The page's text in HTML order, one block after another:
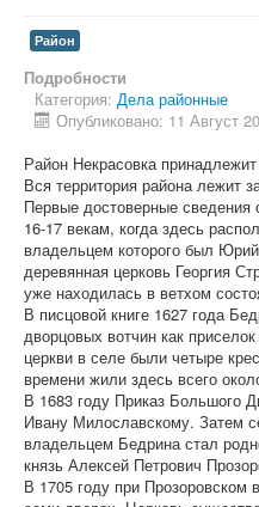
Район
Подробности
Категория: Дела районные
Опубликовано: 11 Август
Район Некрасовка
Вся территория района лежит
Первые достоверные сведения
16-17 векам, когда здесь
владельцем которого был
деревянная церковь Георгия
уже находилась в ветхом
В писцовой книге 1627 года
дворцовых вотчин как
церкви в селе были четыре
времени жили здесь всего
В 1683 году Приказ Большого
Ивану Милославскому. Затем
владельцем Бедрина стал
князь Алексей Петрович
В 1705 году при Прозоровском